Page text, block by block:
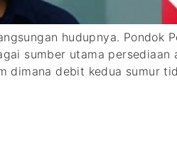
hudupnya. Pondok
sumber utama persediaan
dimana debit kedua sumur